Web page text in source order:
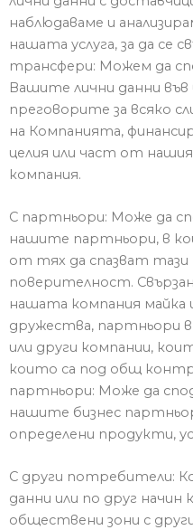
наблюдаваме и
нашата услуга, за да се
трансфери: Можем да
Вашите лични данни във
преговорите за всяко
на Компанията,
целия или част от нашия
компания.
С партньори: Може да
нашите партньори, в
от тях да спазват тази
поверителност.
нашата компания майка
дружества, партньори
или други компании,
които са под общ
партньори: Може да
нашите бизнес
определени продукти,
С други потребители:
данни или по друг начин
обществени зони с